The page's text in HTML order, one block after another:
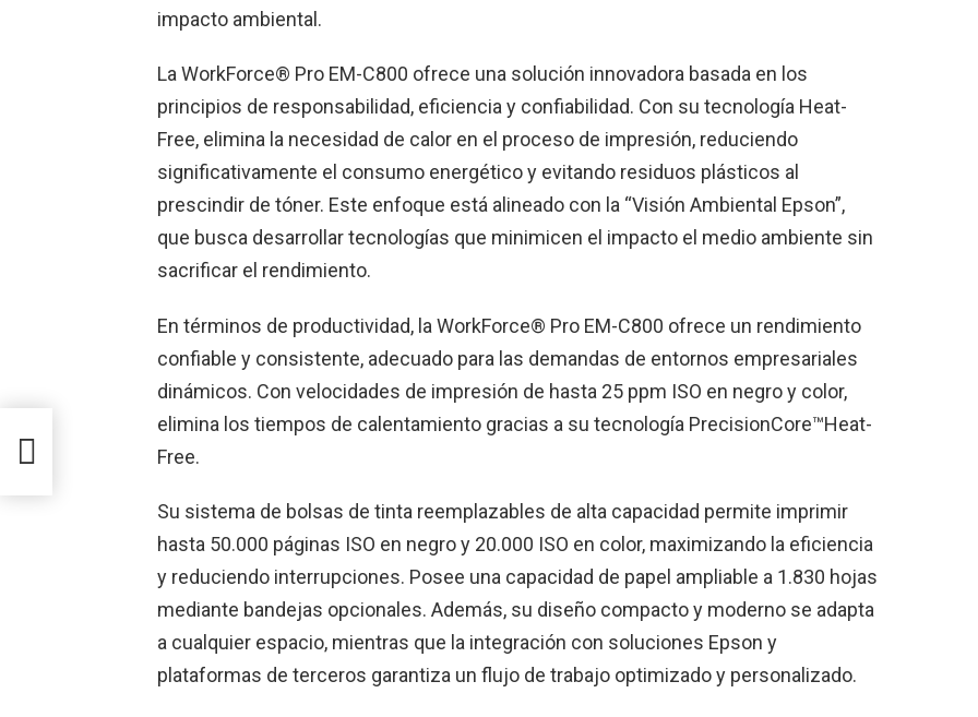
impacto ambiental.
La WorkForce® Pro EM-C800 ofrece una solución innovadora basada en los
principios de responsabilidad, eficiencia y confiabilidad. Con su tecnología Heat-
Free, elimina la necesidad de calor en el proceso de impresión, reduciendo
significativamente el consumo energético y evitando residuos plásticos al
prescindir de tóner. Este enfoque está alineado con la “Visión Ambiental Epson”,
que busca desarrollar tecnologías que minimicen el impacto el medio ambiente sin
sacrificar el rendimiento.
En términos de productividad, la WorkForce® Pro EM-C800 ofrece un rendimiento
confiable y consistente, adecuado para las demandas de entornos empresariales
dinámicos. Con velocidades de impresión de hasta 25 ppm ISO en negro y color,
elimina los tiempos de calentamiento gracias a su tecnología PrecisionCore™Heat-
Free.
Su sistema de bolsas de tinta reemplazables de alta capacidad permite imprimir
hasta 50.000 páginas ISO en negro y 20.000 ISO en color, maximizando la eficiencia
y reduciendo interrupciones. Posee una capacidad de papel ampliable a 1.830 hojas
mediante bandejas opcionales. Además, su diseño compacto y moderno se adapta
a cualquier espacio, mientras que la integración con soluciones Epson y
plataformas de terceros garantiza un flujo de trabajo optimizado y personalizado.